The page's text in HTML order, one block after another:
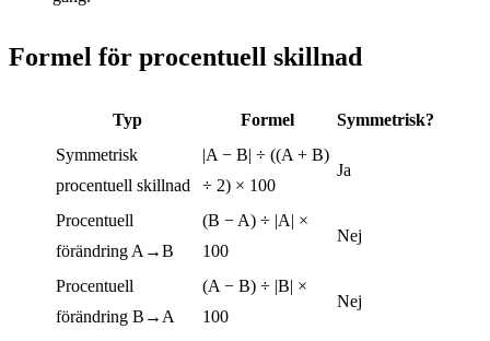
Formel för procentuell skillnad
Typ Formel
Symmetrisk?
Symmetrisk
procentuell skillnad
|A − B| ÷ ((A + B)
÷ 2) × 100
Ja
Procentuell
förändring A→B
(B − A) ÷ |A| ×
100
Nej
Procentuell
förändring B→A
(A − B) ÷ |B| ×
100
Nej